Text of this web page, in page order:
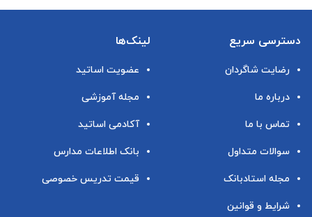
دسترسی سریع
رضایت شاگردان
درباره ما
تماس با ما
سوالات متداول
مجله استادبانک
شرایط و قوانین
لینک‌ها
عضویت اساتید
مجله آموزشی
آکادمی اساتید
بانک اطلاعات مدارس
قیمت تدریس خصوصی